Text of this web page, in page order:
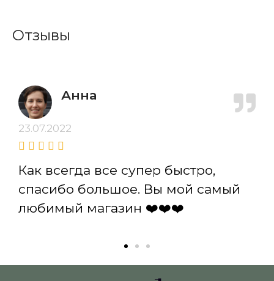
Отзывы
Анна
23.07.2022
Как всегда все супер быстро,
спасибо большое. Вы мой самый
любимый магазин ❤️❤️❤️